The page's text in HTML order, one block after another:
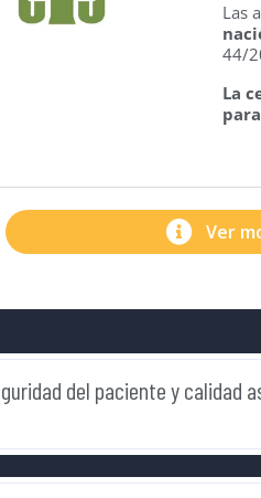
Las
44/
La
Ver
del paciente y calidad